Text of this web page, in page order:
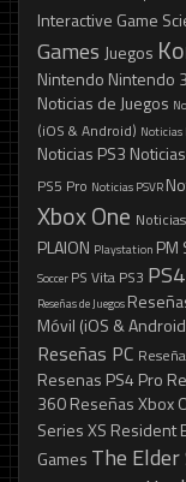
Interactive Game
Games Juegos
Nintendo Nintendo
Noticias de Juegos
(iOS & Android)
Noticias PS3
PS5 Pro Noticias PSVR
Xbox One
PLAION Playstation PM
Soccer PS Vita PS3 PS4
Reseñas de Juegos
Móvil (iOS &
Reseñas PC
Resenas PS4 Pro
360Reseñas Xbox
Series XS Resident
Games The